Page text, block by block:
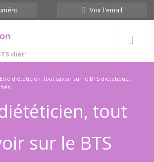
Voir l'email
diét'
Etre diététicien, tout savoir sur le BTS diététique:
tout
sur le BTS